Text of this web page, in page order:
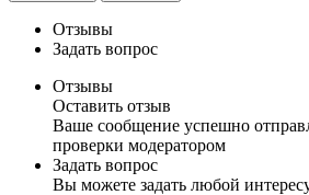
Отзывы
Задать вопрос
Отзывы
Оставить отзыв
Ваше сообщение успешно
проверки модератором
Задать вопрос
Вы можете задать любой